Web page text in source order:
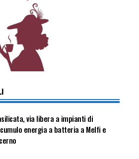
via libera a impianti di
energia a batteria a Melfi e